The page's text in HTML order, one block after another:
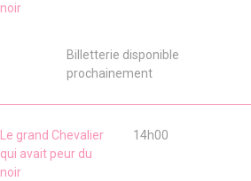
noir
Billetterie disponible
prochainement
Le grand Chevalier
qui avait peur du
noir
14h00